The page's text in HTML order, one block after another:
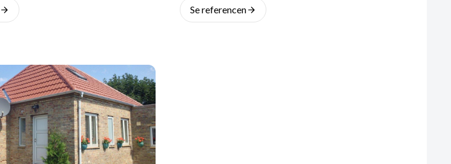
Se referencen